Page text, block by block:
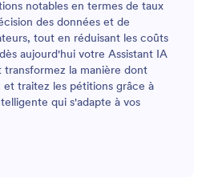
notables en termes de taux
des données et de
tout en réduisant les coûts
aujourd'hui votre Assistant IA
la manière dont
traitez les pétitions grâce à
qui s'adapte à vos